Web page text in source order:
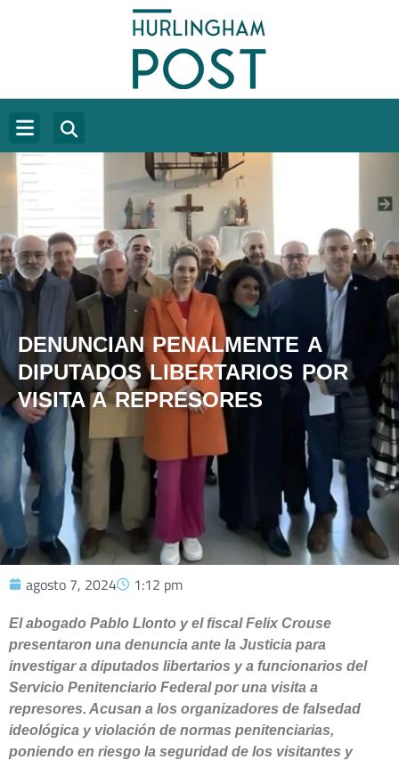
DENUNCIAN PENALMENTE A
DIPUTADOS LIBERTARIOS POR
VISITA A REPRESORES
agosto 7, 2024 1:12 pm
El abogado Pablo Llonto y el fiscal Felix Crouse
presentaron una denuncia ante la Justicia para
investigar a diputados libertarios y a funcionarios del
Servicio Penitenciario Federal por una visita a
represores. Acusan a los organizadores de falsedad
ideológica y violación de normas penitenciarias,
poniendo en riesgo la seguridad de los visitantes y